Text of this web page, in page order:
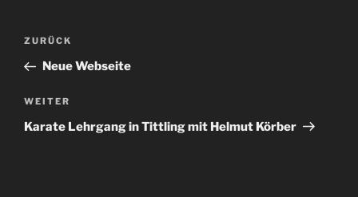
Beitragsnavigation
Vorheriger
Beitrag
ZURÜCK
Neue Webseite
Nächster
Beitrag
WEITER
Karate Lehrgang in Tittling mit Helmut Körber